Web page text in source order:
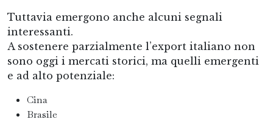
Tuttavia emergono anche alcuni segnali
interessanti.
A sostenere parzialmente l’export italiano non
sono oggi i mercati storici, ma quelli emergenti
e ad alto potenziale:
Cina
Brasile